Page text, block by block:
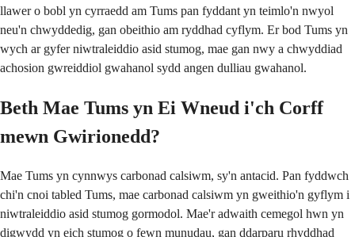
llawer o bobl yn cyrraedd am Tums pan fyddant yn teimlo'n nwyol
neu'n chwyddedig, gan obeithio am ryddhad cyflym. Er bod Tums yn
wych ar gyfer niwtraleiddio asid stumog, mae gan nwy a chwyddiad
achosion gwreiddiol gwahanol sydd angen dulliau gwahanol.
Beth Mae Tums yn Ei Wneud i'ch Corff
mewn Gwirionedd?
Mae Tums yn cynnwys carbonad calsiwm, sy'n antacid. Pan fyddwch
chi'n cnoi tabled Tums, mae carbonad calsiwm yn gweithio'n gyflym i
niwtraleiddio asid stumog gormodol. Mae'r adwaith cemegol hwn yn
digwydd yn eich stumog o fewn munudau, gan ddarparu rhyddhad